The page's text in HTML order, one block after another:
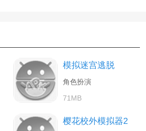
模拟迷宫逃脱
角色扮演
71MB
樱花校外模拟器2